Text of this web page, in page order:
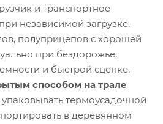
и транспортное
независимой загрузке.
полуприцепов с хорошей
при бездорожье,
и быстрой сцепке.
способом на трале
термоусадочной
в деревянном